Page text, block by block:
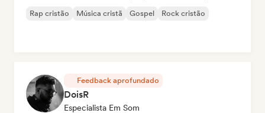
Rap cristão Música cristã Gospel Rock cristão
Feedback aprofundado
DoisR
Especialista Em Som